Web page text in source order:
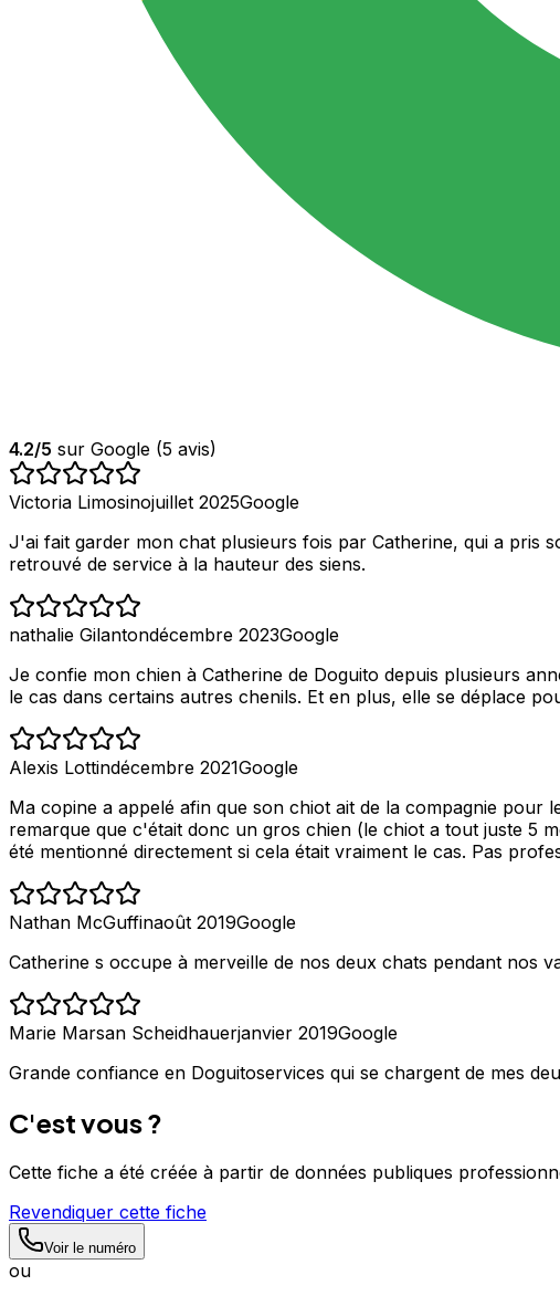
4.2/5 sur Google (5 avis)
Victoria Limosinojuillet 2025Google
J'ai fait garder mon chat plusieurs fois par Catherine, qui a pris
retrouvé de service à la hauteur des siens.
nathalie Gilantondécembre 2023Google
Je confie mon chien à Catherine de Doguito depuis plusieurs
le cas dans certains autres chenils. Et en plus, elle se déplace
Alexis Lottindécembre 2021Google
Ma copine a appelé afin que son chiot ait de la compagnie
remarque que c'était donc un gros chien (le chiot a tout juste 5
été mentionné directement si cela était vraiment le cas. Pas
Nathan McGuffinaoût 2019Google
Catherine s occupe à merveille de nos deux chats pendant nos
Marie Marsan Scheidhauerjanvier 2019Google
Grande confiance en Doguitoservices qui se chargent de mes
C'est vous ?
Cette fiche a été créée à partir de données publiques
Revendiquer cette fiche
Voir le numéro
ou